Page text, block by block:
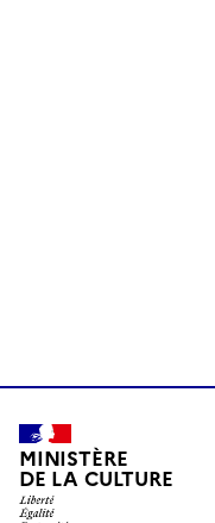
MINISTÈRE
DE LA CULTURE